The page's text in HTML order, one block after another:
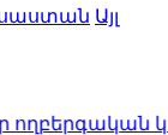
Այլ